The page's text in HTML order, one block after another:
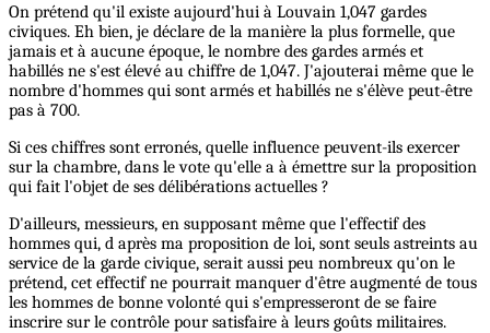
On prétend qu'il existe aujourd'hui à Louvain 1,047 gardes
civiques. Eh bien, je déclare de la manière la plus formelle, que
jamais et à aucune époque, le nombre des gardes armés et
habillés ne s'est élevé au chiffre de 1,047. J'ajouterai même que le
nombre d'hommes qui sont armés et habillés ne s'élève peut-être
pas à 700.
Si ces chiffres sont erronés, quelle influence peuvent-ils exercer
sur la chambre, dans le vote qu'elle a à émettre sur la proposition
qui fait l'objet de ses délibérations actuelles ?
D'ailleurs, messieurs, en supposant même que l'effectif des
hommes qui, d après ma proposition de loi, sont seuls astreints au
service de la garde civique, serait aussi peu nombreux qu'on le
prétend, cet effectif ne pourrait manquer d'être augmenté de tous
les hommes de bonne volonté qui s'empresseront de se faire
inscrire sur le contrôle pour satisfaire à leurs goûts militaires.